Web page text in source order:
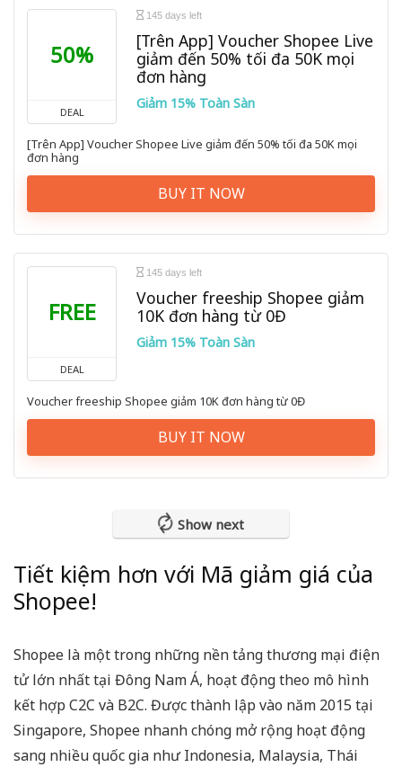
50%
DEAL
145 days left
[Trên App] Voucher Shopee Live
giảm đến 50% tối đa 50K mọi
đơn hàng
Giảm 15% Toàn Sàn
[Trên App] Voucher Shopee Live giảm đến 50% tối đa 50K mọi
đơn hàng
BUY IT NOW
FREE
DEAL
145 days left
Voucher freeship Shopee giảm
10K đơn hàng từ 0Đ
Giảm 15% Toàn Sàn
Voucher freeship Shopee giảm 10K đơn hàng từ 0Đ
BUY IT NOW
Show next
Tiết kiệm hơn với Mã giảm giá của
Shopee!
Shopee là một trong những nền tảng thương mại điện
tử lớn nhất tại Đông Nam Á, hoạt động theo mô hình
kết hợp C2C và B2C. Được thành lập vào năm 2015 tại
Singapore, Shopee nhanh chóng mở rộng hoạt động
sang nhiều quốc gia như Indonesia, Malaysia, Thái